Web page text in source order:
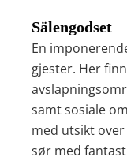
Sälengodset
En
gjester. Her
samt sosiale
med utsikt
sør med